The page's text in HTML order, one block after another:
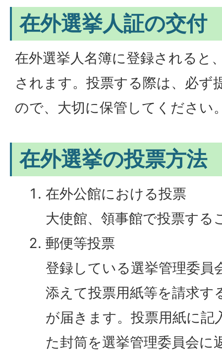
在外選挙人証の交付
在外選挙人名簿に登録されると
されます。投票する際は、必ず
ので、大切に保管してください
在外選挙の投票方法
在外公館における投票
大使館、領事館で投票する
郵便等投票
登録している選挙管理委員
添えて投票用紙等を請求す
が届きます。投票用紙に記
た封筒を選挙管理委員会に